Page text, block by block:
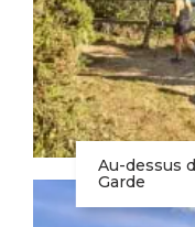
Au-dessus
Garde